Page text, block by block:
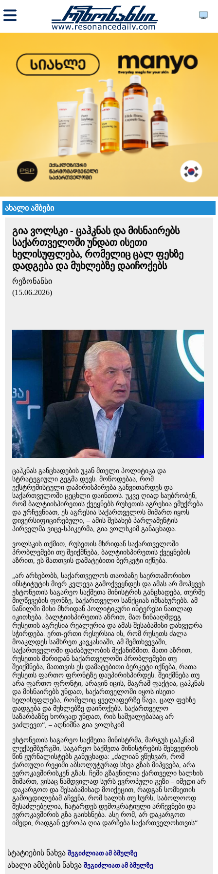
ახალი ამბები
გია ვოლსკი - ცაჰკნას და მისნაირებს
საქართველოში უნდათ ისეთი
ხელისუფლება, რომელიც ცალ ფეხზე
დადგება და მუხლებზე დაიჩოქებს
რეზონანსი
(15.06.2026)
ცაჰკნას განცხადების უკან მთელი პოლიტიკა და
სტრატეგიული გეგმა დევს. მოწოდებაა, რომ
ექსტრემისტული დაპირისპირება განვითარდეს და
საქართველოში ცეცხლი დაინთოს. უკვე ღიად საუბრობენ,
რომ ბალტიისპირეთის ქვეყნებს რუსეთის აგრესია ემუქრება
და ურჩევნიათ, ეს აგრესია საქართველოს მიმართ იყოს
დივერსიფიცირებული, – ამის შესახებ პარლამენტის
პირველმა ვიცე-სპიკერმა, გია ვოლსკიმ განაცხადა.
ვოლსკის თქმით, რუსეთის მხრიდან საქართველოში
პრობლემები თუ შეიქმნება, ბალტიისპირეთის ქვეყნების
აზრით, ეს მათთვის დამატებითი ბერკეტი იქნება.
„არ არსებობს, საქართველოს თაობაზე საერთაშორისო
ინსტიტუტის მიერ კვლევა გამოქვეყნდეს და ამას არ მოჰყვეს
ესტონეთის საგარეო საქმეთა მინისტრის განცხადება, თურმე
მიღწევების ფონზე, საქართველო სანქციას იმსახურებს. ამ
ნაწილში მისი მხრიდან პოლიტიკური ინტერესი ნათლად
იკითხება. ბალტიისპირეთის აზრით, მათ წინააღმდეგ
რუსეთის აგრესია რეალურია და ამას შესაბამისი დახვედრა
სჭირდება. ერთ-ერთი რესურსია ის, რომ რუსეთს ძალა
მოაკლდეს სამხრეთ კავკასიაში, ამ შემთხვევაში,
საქართველოში დაძაბულობის მექანიზმით. მათი აზრით,
რუსეთის მხრიდან საქართველოში პრობლემები თუ
შეიქმნება, მათთვის ეს დამატებითი ბერკეტი იქნება, რათა
რუსეთს ფართო ფრონტზე დაუპირისპირდეს. შეიქმნება თუ
არა ფართო ფრონტი, არავინ იცის, მაგრამ ფაქტია, ცაჰკნას
და მისნაირებს უნდათ, საქართველოში იყოს ისეთი
ხელისუფლება, რომელიც ყველაფერზე წავა, ცალ ფეხზე
დადგება და მუხლებზე დაიჩოქებს. საქართველო
საზარბაზნე ხორცად უნდათ, რის საშუალებასაც არ
ვაძლევთ“, – აღნიშნა გია ვოლსკიმ.
ესტონეთის საგარეო საქმეთა მინისტრმა, მარგუს ცაჰკნამ
ლუქსემბურგში, საგარეო საქმეთა მინისტრების შეხვედრის
წინ ჟურნალისტებს განუცხადა: „ძალიან ვწუხვარ, რომ
ქართული რეჟიმი აბსოლუტურად სხვა გზას მიჰყვება, არა
ევროკავშირისკენ გზას. ჩემი გზავნილია ქართველი ხალხის
მიმართ, ვისაც ნამდვილად სურს ევროპული გეზი – იმედი არ
დაკარგოთ და შესაბამისად მოიქეცით, რადგან სომხეთის
გამოცდილებამ აჩვენა, რომ ხალხს თუ სურს, საბოლოოდ
შესაძლებელია, ჩატარდეს დემოკრატიული არჩევნები და
ევროკავშირის გზა გაიხსნება. ასე რომ, არ დაკარგოთ
იმედი, რადგან ევროპა ღია დარჩება საქართველოსთვის“.
სტატიების ნახვა შეგიძლიათ ამ ბმულზე
ახალი ამბების ნახვა შეგიძლიათ ამ ბმულზე